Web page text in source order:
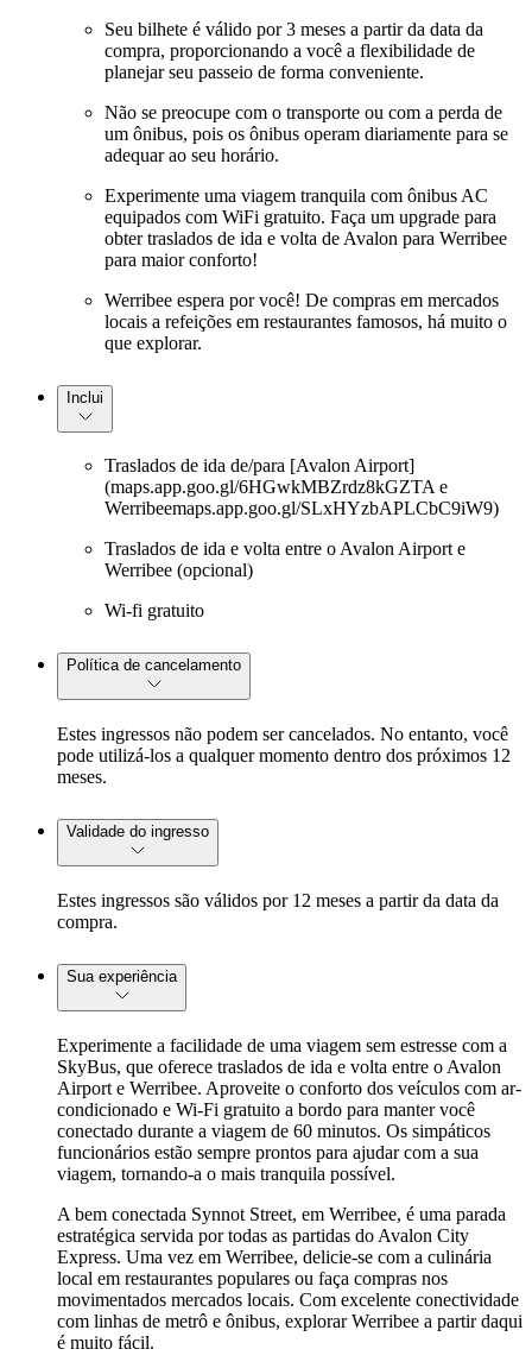
Seu bilhete é válido por 3 meses a partir da data da
compra, proporcionando a você a flexibilidade de
planejar seu passeio de forma conveniente.
Não se preocupe com o transporte ou com a perda de
um ônibus, pois os ônibus operam diariamente para se
adequar ao seu horário.
Experimente uma viagem tranquila com ônibus AC
equipados com WiFi gratuito. Faça um upgrade para
obter traslados de ida e volta de Avalon para Werribee
para maior conforto!
Werribee espera por você! De compras em mercados
locais a refeições em restaurantes famosos, há muito o
que explorar.
Inclui
Traslados de ida de/para [Avalon Airport]
(maps.app.goo.gl/6HGwkMBZrdz8kGZTA e
Werribeemaps.app.goo.gl/SLxHYzbAPLCbC9iW9)
Traslados de ida e volta entre o Avalon Airport e
Werribee (opcional)
Wi-fi gratuito
Política de cancelamento
Estes ingressos não podem ser cancelados. No entanto, você
pode utilizá-los a qualquer momento dentro dos próximos 12
meses.
Validade do ingresso
Estes ingressos são válidos por 12 meses a partir da data da
compra.
Sua experiência
Experimente a facilidade de uma viagem sem estresse com a
SkyBus, que oferece traslados de ida e volta entre o Avalon
Airport e Werribee. Aproveite o conforto dos veículos com ar-
condicionado e Wi-Fi gratuito a bordo para manter você
conectado durante a viagem de 60 minutos. Os simpáticos
funcionários estão sempre prontos para ajudar com a sua
viagem, tornando-a o mais tranquila possível.
A bem conectada Synnot Street, em Werribee, é uma parada
estratégica servida por todas as partidas do Avalon City
Express. Uma vez em Werribee, delicie-se com a culinária
local em restaurantes populares ou faça compras nos
movimentados mercados locais. Com excelente conectividade
com linhas de metrô e ônibus, explorar Werribee a partir daqui
é muito fácil.